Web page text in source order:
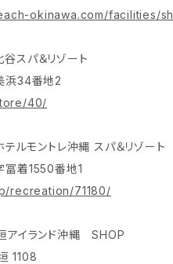
okinawa.com/facilities/
パ＆リゾート
浜34番地2
40/
テルモントレ沖縄 スパ＆リゾート
冨着1550番地1
recreation/71180/
アイランド沖縄 SHOP
1108